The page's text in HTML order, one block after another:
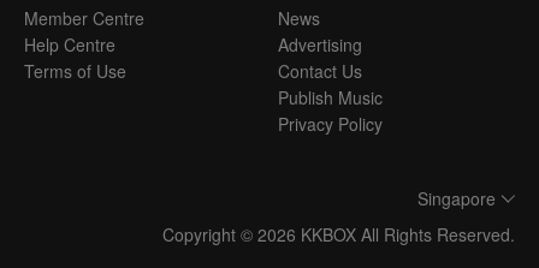
Member Centre
Help Centre
Terms of Use
News
Advertising
Contact Us
Publish Music
Privacy Policy
Singapore
Copyright © 2026 KKBOX All Rights Reserved.